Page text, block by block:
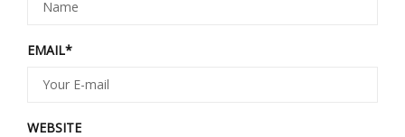
EMAIL*
WEBSITE